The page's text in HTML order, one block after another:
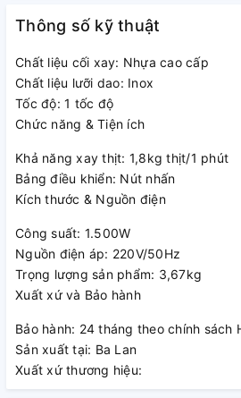
gọn, tinh tế với chất liệu vỏ nhựa cao
cháy hay hỏng máy.
Nhông xay bằng kim loại sử dụng
thọ của máy.
Trục nghiền được làm bằng hợp kim
Các bộ phận máy xay thịt dễ dàng
tiết sạch hơn.
Phụ kiện đi kèm đa
MFW3520W đi kèm đầu trục xoay,
xay mịn 4mm, phụ kiện làm thịt băm,
xưởng, xúc xích.
Cấu tạo và phụ kiện của máy xay thịt
Máy xay thịt Bosch MFW3520W biến
Thông số kỹ thuật
Chất liệu cối xay: Nhựa cao cấp
Chất liệu lưỡi dao: Inox
Tốc độ: 1 tốc độ
Chức năng & Tiện ích
Khả năng xay thịt: 1,8kg thịt/1 phút
Bảng điều khiển: Nút nhấn
Kích thước & Nguồn điện
Công suất: 1.500W
Nguồn điện áp: 220V/50Hz
Trọng lượng sản phẩm: 3,67kg
Xuất xứ và Bảo hành
Bảo hành: 24 tháng theo chính sách
Sản xuất tại: Ba Lan
Xuất xứ thương hiệu: